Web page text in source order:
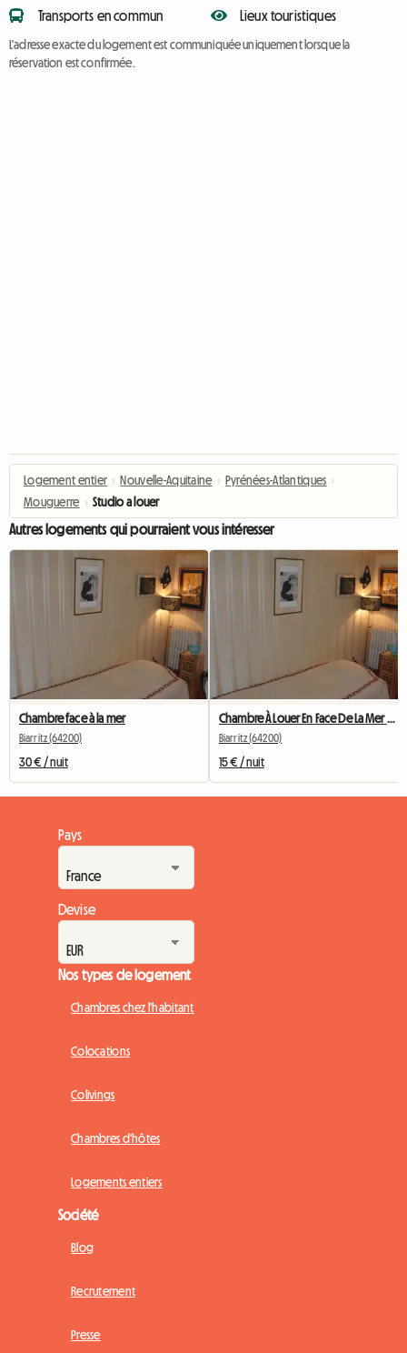
Transports en commun Lieux touristiques
L'adresse exacte du logement est communiquée uniquement lorsque la
réservation est confirmée.
Logement entier › Nouvelle-Aquitaine › Pyrénées-Atlantiques ›
Mouguerre › Studio a louer
Autres logements qui pourraient vous intéresser
Chambre face à la mer
Biarritz (64200)
30 € / nuit
Biarritz (64200)
15 € / nuit
Pays
Devise
Nos types de logement
Chambres chez l'habitant
Colocations
Colivings
Chambres d'hôtes
Logements entiers
Société
Blog
Recrutement
Presse